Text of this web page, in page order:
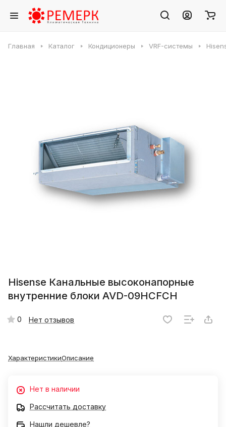
Главная Каталог Кондиционеры VRF-системы
Hisense Канальные высоконапорные
внутренние блоки AVD-09HCFCH
0 Нет отзывов
ХарактеристикиОписание
Нет в наличии
Рассчитать доставку
Нашли дешевле?